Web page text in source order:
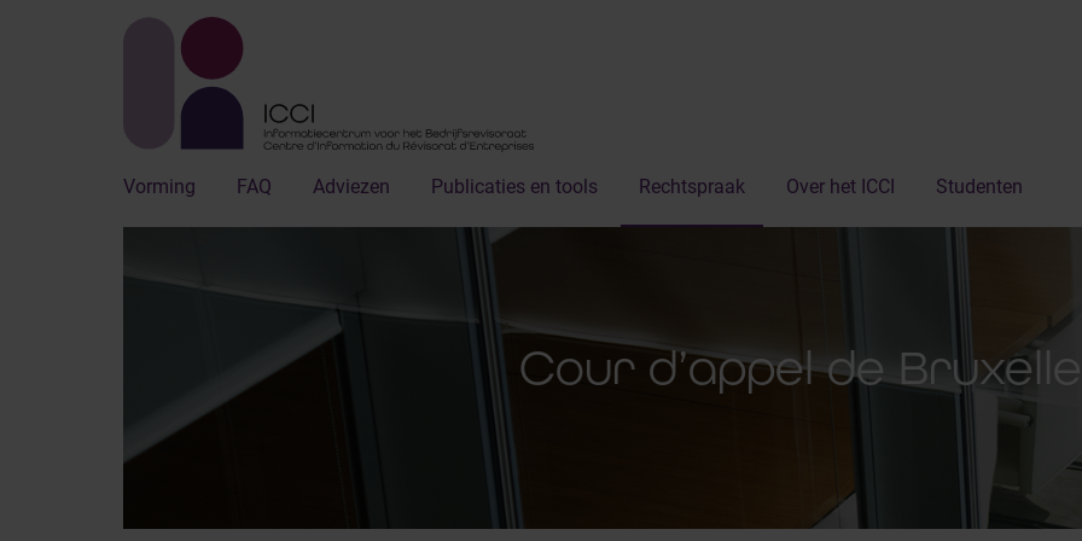
Vorming FAQ Adviezen Publicaties en tools Rechtspraak Over het ICCI Studenten
Cour d’appel de